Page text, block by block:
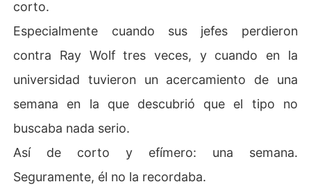
corto.
Especialmente cuando sus jefes perdieron
contra Ray Wolf tres veces, y cuando en la
universidad tuvieron un acercamiento de una
semana en la que descubrió que el tipo no
buscaba nada serio.
Así de corto y efímero: una semana.
Seguramente, él no la recordaba.